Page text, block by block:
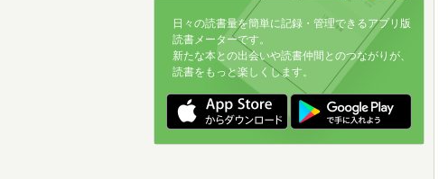
日々の読書量を簡単に記録・管理できるアプリ版
読書メーターです。
新たな本との出会いや読書仲間とのつながりが、
読書をもっと楽しくします。